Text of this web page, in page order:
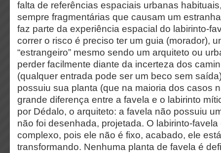
falta de referências espaciais urbanas
sempre fragmentárias que causam um
faz parte da experiência espacial do labirinto-
correr o risco é preciso ter um guia (morador),
“estrangeiro” mesmo sendo um arquiteto ou
perder facilmente diante da incerteza dos
(qualquer entrada pode ser um beco sem
possuiu sua planta (que na maioria dos casos
grande diferença entre a favela e o labirinto
por Dédalo, o arquiteto: a favela não possuiu
não foi desenhada, projetada. O labirinto-favela
complexo, pois ele não é fixo, acabado, ele
transformando. Nenhuma planta de favela é